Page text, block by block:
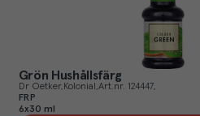
Grön Hushållsfärg
Dr Oetker Kolonial Art.nr. 124447
FRP
6x30 ml